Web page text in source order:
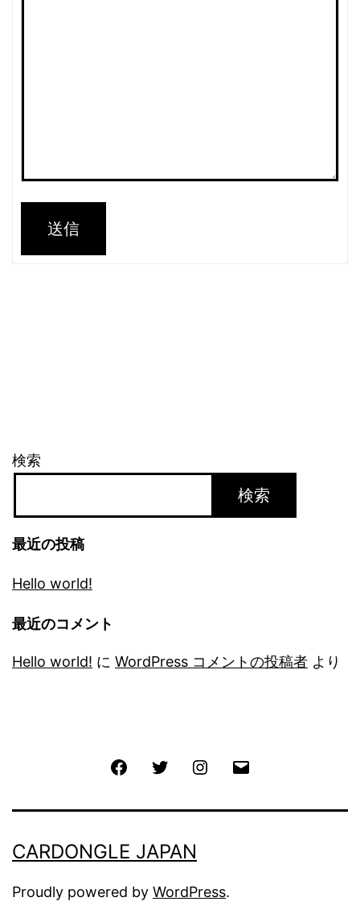
送信
検索
検索
最近の投稿
Hello world!
最近のコメント
Hello world! に WordPress コメントの投稿者 より
FacebookTwitter Instagram
CARDONGLE JAPAN
Proudly powered by WordPress.